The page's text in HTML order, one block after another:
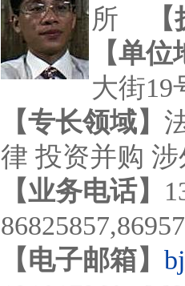
所
【单
大街19
【专长领域】
律 投资并购
【业务电话】
【电子邮箱】